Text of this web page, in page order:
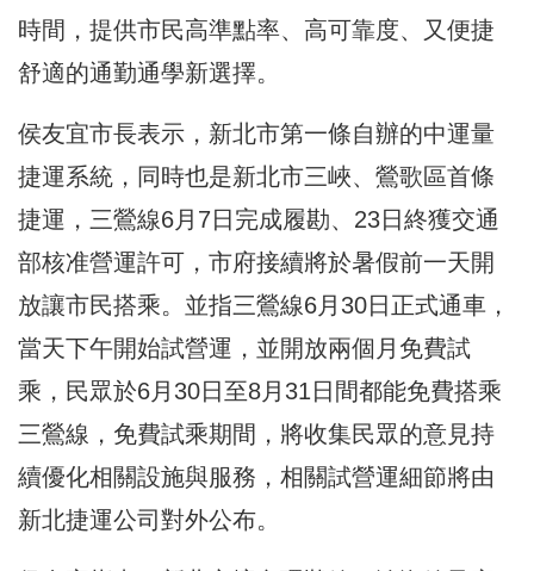
時間， 提供市民高準點率、高可靠度、又便捷
舒適的通勤通學新選擇。
侯友宜市長表示，新北市第一條自辦的中運量
捷運系統，同時也是新北市三峽、鶯歌區首條
捷運，三鶯線6月7日完成履勘、23日 終獲交通
部核准營運許可，市府接續將於暑假前一天開
放讓市民搭乘。並指三鶯線6月30日正式通車，
當天下午開始試營運，並開放兩個月免費試
乘，民眾於6月30日至8月31日間都能免費搭乘
三鶯線，免費試乘期間，將收集民眾的意見持
續優化相關設施與服務，相關試營運細節將由
新北捷運公司對外公布。